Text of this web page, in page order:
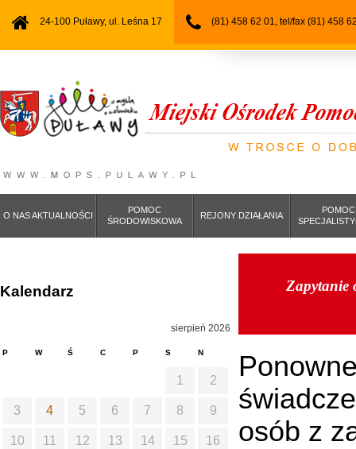
24-100 Puławy, ul. Leśna 17 (81) 458 62 01, tel/fax (81) 458
O NAS AKTUALNOŚCI
POMOC
ŚRODOWISKOWA
REJONY DZIAŁANIA
POMOC
Zapytanie
osób z
Kalendarz
sierpień 2026
P W Ś C P S N
1 2
3 4 5 6 7 8 9
10 11 12 13 14 15 16